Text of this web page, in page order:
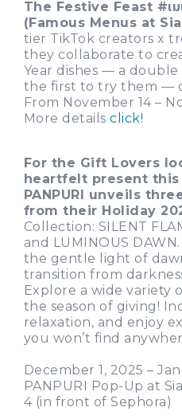
The Festive Feast #เม
(Famous Menus at
tier TikTok creators x
they collaborate to
Year dishes — a double
the first to try them —
From November 14 –
More detailsclick!
For the Gift Lovers
heartfelt present this
PANPURI unveils
from their Holiday
Collection: SILENT
and LUMINOUS
the gentle light of
transition from
Explore a wide variety
the season of giving!
relaxation, and enjoy
you won’t find
December 1, 2025 –
PANPURI Pop-Up at
4 (in front of Sephora)